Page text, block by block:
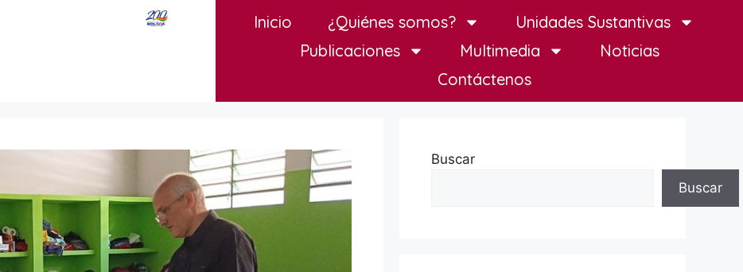
Inicio ¿Quiénes somos?
Unidades Sustantivas
Publicaciones
Multimedia
Noticias
Contáctenos
Buscar
Buscar